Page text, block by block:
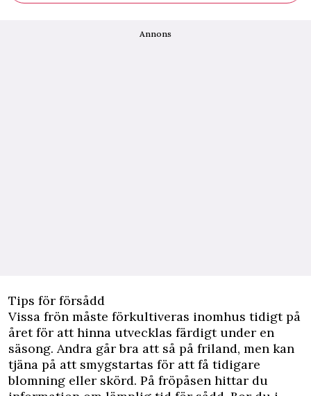
Annons
Tips för försådd
Vissa frön måste förkultiveras inomhus tidigt på
året för att hinna utvecklas färdigt under en
säsong. Andra går bra att så på friland, men kan
tjäna på att smygstartas för att få tidigare
blomning eller skörd. På fröpåsen hittar du